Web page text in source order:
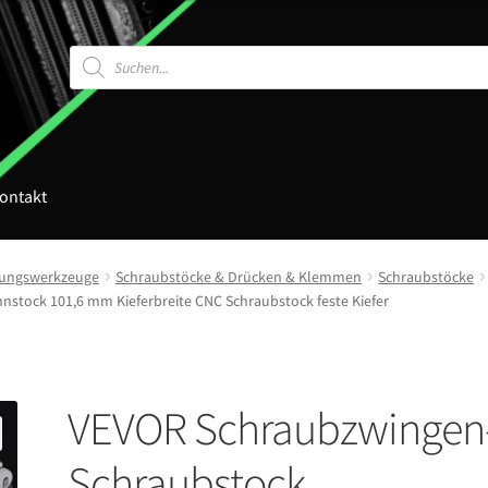
Products
search
Schraubstöcke & Drücken & Klemmen
Schraubstöcke
101,6 mm Kieferbreite CNC Schraubstock feste Kiefer
VEVOR